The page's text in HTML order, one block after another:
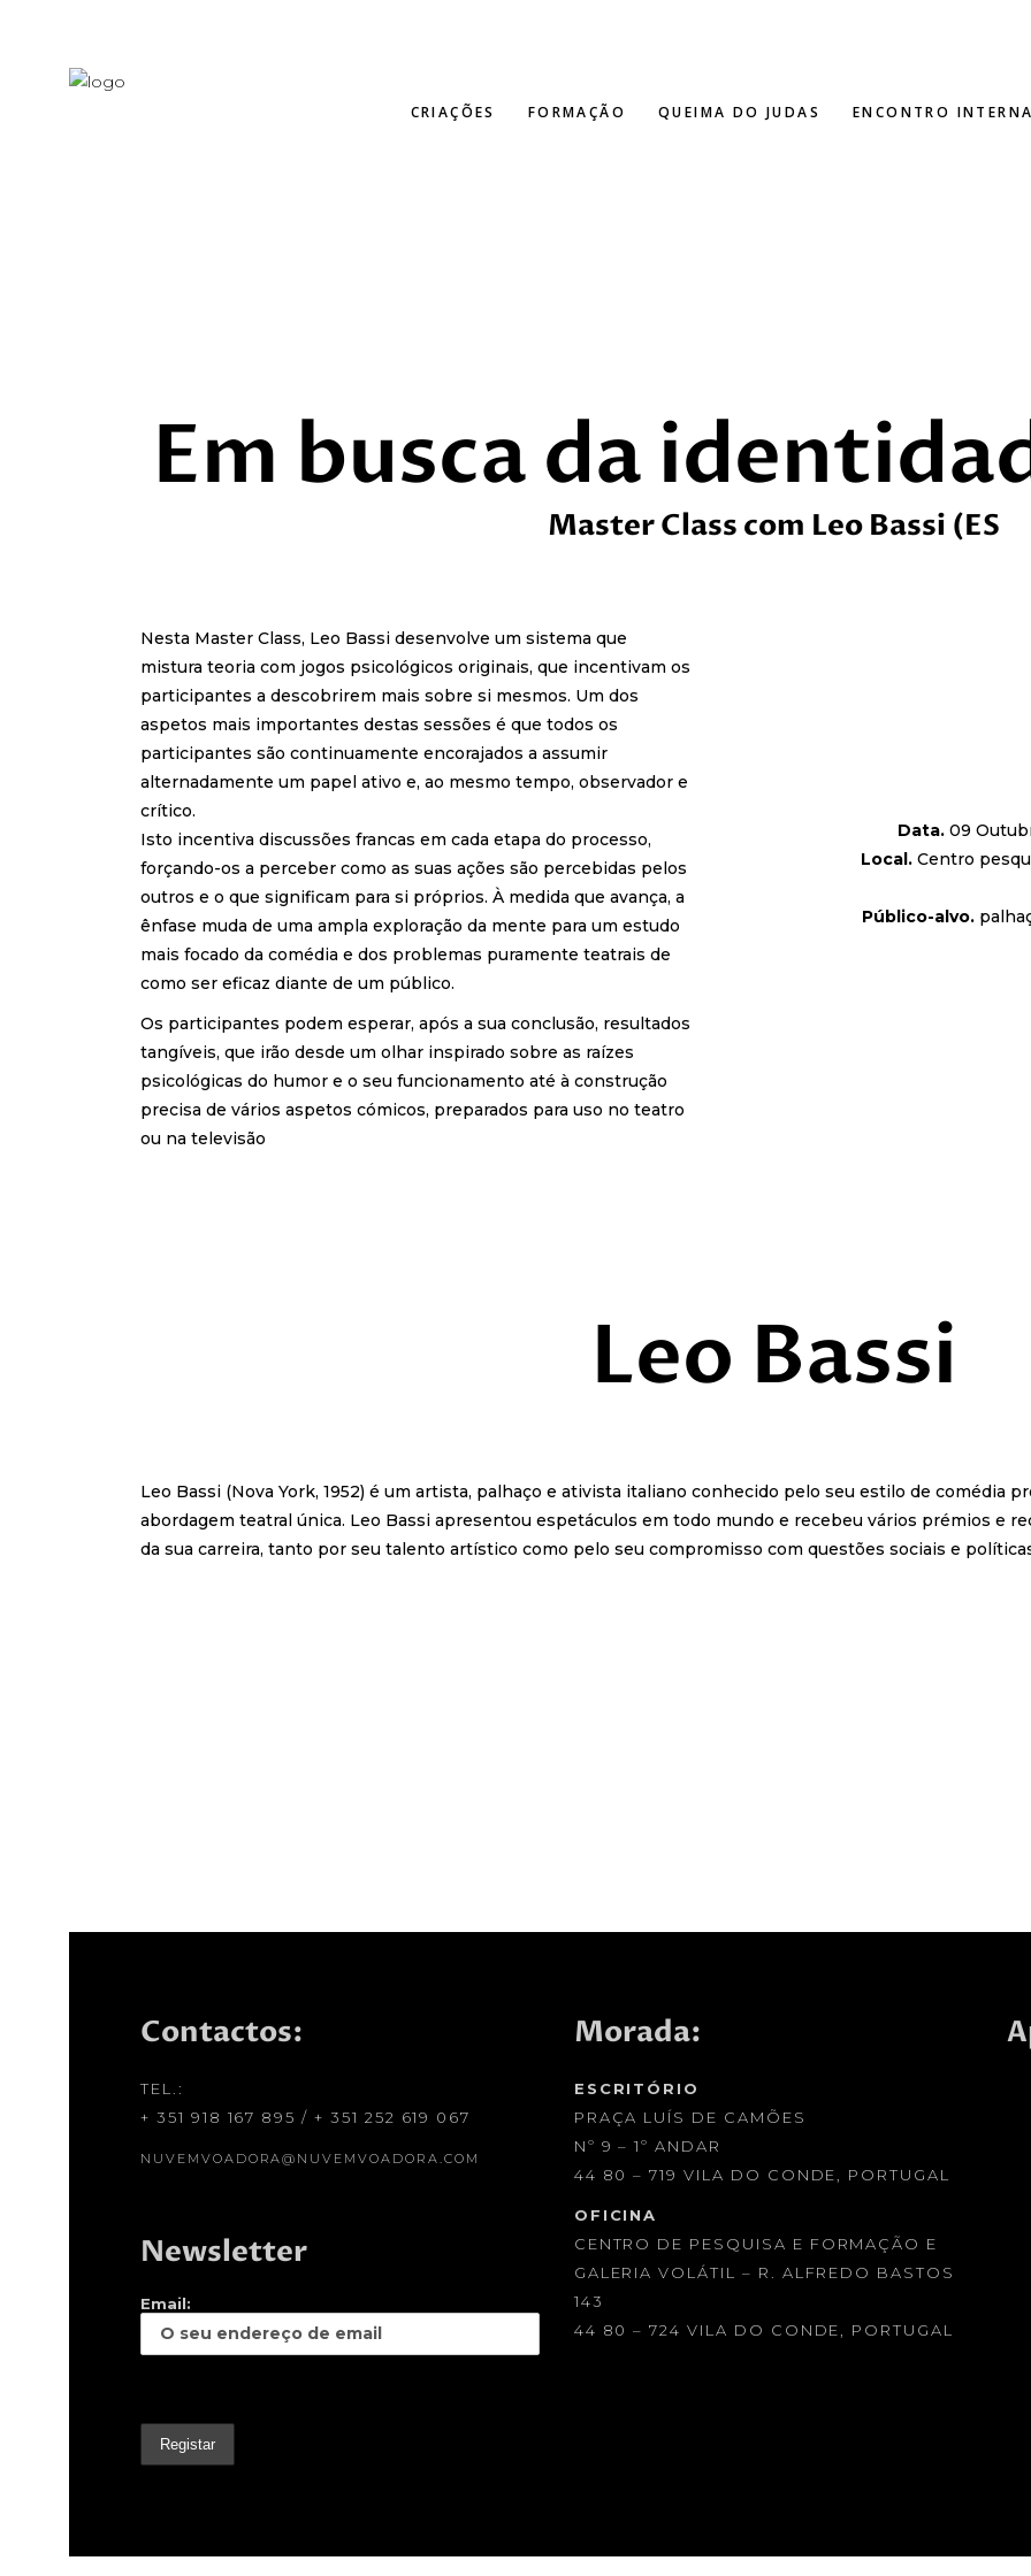
CRIAÇÕES FORMAÇÃO QUEIMA DO JUDAS ENCONTRO
Em busca da
Master Class com Leo Bassi (ES
Nesta Master Class, Leo Bassi desenvolve um sistema que
mistura teoria com jogos psicológicos originais, que incentivam os
participantes a descobrirem mais sobre si mesmos. Um dos
aspetos mais importantes destas sessões é que todos os
participantes são continuamente encorajados a assumir
alternadamente um papel ativo e, ao mesmo tempo, observador e
crítico.
Isto incentiva discussões francas em cada etapa do processo,
forçando-os a perceber como as suas ações são percebidas pelos
outros e o que significam para si próprios. À medida que avança, a
ênfase muda de uma ampla exploração da mente para um estudo
mais focado da comédia e dos problemas puramente teatrais de
como ser eficaz diante de um público.
Os participantes podem esperar, após a sua conclusão, resultados
tangíveis, que irão desde um olhar inspirado sobre as raízes
psicológicas do humor e o seu funcionamento até à construção
precisa de vários aspetos cómicos, preparados para uso no teatro
ou na televisão
Data.09
Local.Centro
Público-alvo.
Leo Bassi
Leo Bassi (Nova York, 1952) é um artista, palhaço e ativista italiano conhecido pelo seu estilo de comédia
abordagem teatral única. Leo Bassi apresentou espetáculos em todo mundo e recebeu vários prémios e
da sua carreira, tanto por seu talento artístico como pelo seu compromisso com questões sociais e
Contactos:
TEL.:
+ 351 918 167 895 / + 351 252 619 067
NUVEMVOADORA@NUVEMVOADORA.COM
Newsletter
Email:
Morada:
ESCRITÓRIO
PRAÇA LUÍS DE CAMÕES
Nº 9 – 1º ANDAR
44 80 – 719 VILA DO CONDE, PORTUGAL
OFICINA
CENTRO DE PESQUISA E FORMAÇÃO E
GALERIA VOLÁTIL – R. ALFREDO BASTOS
143
44 80 – 724 VILA DO CONDE, PORTUGAL